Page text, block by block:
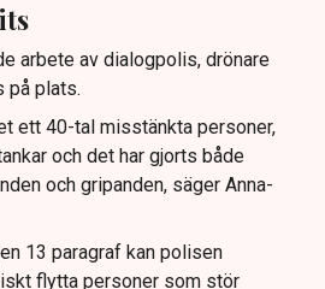
arbete av dialogpolis, drönare
på plats.
ett 40-tal misstänkta personer,
och det har gjorts både
och gripanden, säger Anna-
13 paragraf kan polisen
flytta personer som stör